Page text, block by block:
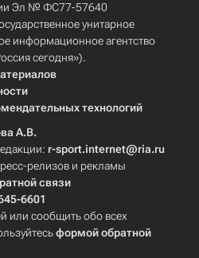
Эл № ФС77-57640
унитарное
информационное агентство
сегодня»).
технологий
А.В.
r-sport.internet@ria.ru
релизов и рекламы
связи
6601
или сообщить обо всех
формой обратной